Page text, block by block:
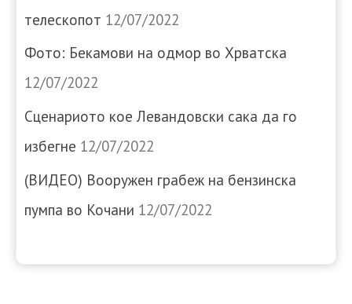
телескопот 12/07/2022
Фото: Бекамови на одмор во Хрватска
12/07/2022
Сценариото кое Левандовски сака да го
избегне 12/07/2022
(ВИДЕО) Вооружен грабеж на бензинска
пумпа во Кочани 12/07/2022